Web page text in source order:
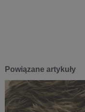
Powiązane artykuły